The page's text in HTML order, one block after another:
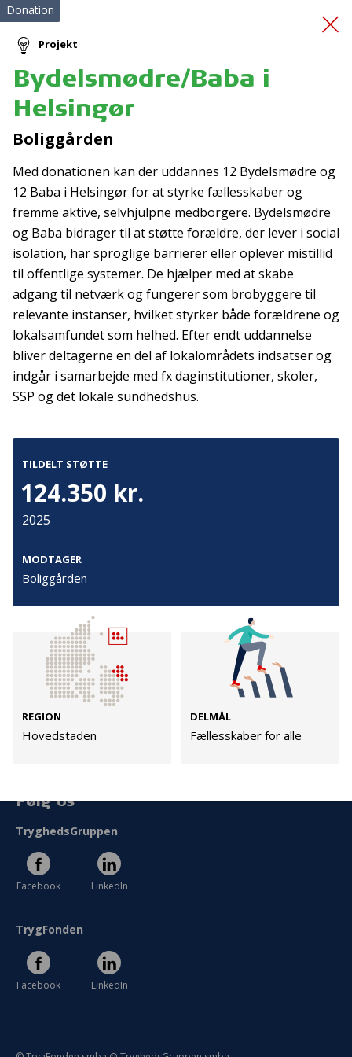
Mind My Mind 2.0
Donation
Projekt
Bydelsmødre/Baba i
Helsingør
Boliggården
Med donationen kan der uddannes 12 Bydelsmødre og
12 Baba i Helsingør for at styrke fællesskaber og
fremme aktive, selvhjulpne medborgere. Bydelsmødre
og Baba bidrager til at støtte forældre, der lever i social
isolation, har sproglige barrierer eller oplever mistillid
til offentlige systemer. De hjælper med at skabe
adgang til netværk og fungerer som brobyggere til
relevante instanser, hvilket styrker både forældrene og
lokalsamfundet som helhed. Efter endt uddannelse
bliver deltagerne en del af lokalområdets indsatser og
indgår i samarbejde med fx daginstitutioner, skoler,
SSP og det lokale sundhedshus.
TILDELT STØTTE
124.350 kr.
2025
MODTAGER
Boliggården
REGION
Hovedstaden
DELMÅL
Fællesskaber for alle
Tilmeld nyhedsbrev
De seneste nyheder om TrygFondens og TryghedsGruppens
aktiviteter direkte i din indbakke.
Tilmeld
Kontakt
info@trygfonden.dk
TryghedsGruppen
T:45 26 08 26
2830 Virum
Kontakt os
Presse
Cookies
Persondata
Vilkår
Følg os
TryghedsGruppen
Facebook LinkedIn
TrygFonden
Facebook LinkedIn